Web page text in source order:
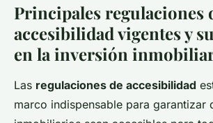
Principales regulaciones
accesibilidad vigentes y
en la inversión
Las regulaciones de accesibilidad
marco indispensable para garantizar